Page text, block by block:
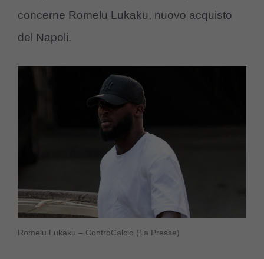
concerne Romelu Lukaku, nuovo acquisto
del Napoli.
Romelu Lukaku – ControCalcio (La Presse)